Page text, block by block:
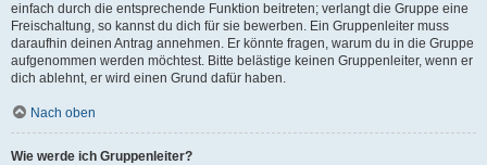
einfach durch die entsprechende Funktion beitreten; verlangt die Gruppe eine
Freischaltung, so kannst du dich für sie bewerben. Ein Gruppenleiter muss
daraufhin deinen Antrag annehmen. Er könnte fragen, warum du in die Gruppe
aufgenommen werden möchtest. Bitte belästige keinen Gruppenleiter, wenn er
dich ablehnt, er wird einen Grund dafür haben.
Nach oben
Wie werde ich Gruppenleiter?